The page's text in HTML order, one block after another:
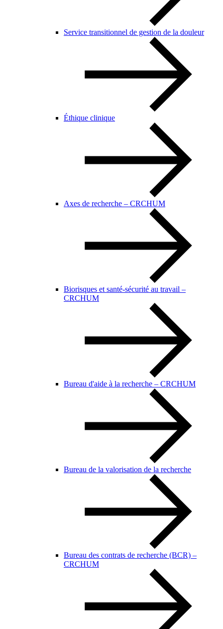
Service transitionnel de gestion de la douleur
Éthique clinique
Axes de recherche – CRCHUM
Biorisques et santé-sécurité au travail –
CRCHUM
Bureau d'aide à la recherche – CRCHUM
Bureau de la valorisation de la recherche
Bureau des contrats de recherche (BCR) –
CRCHUM